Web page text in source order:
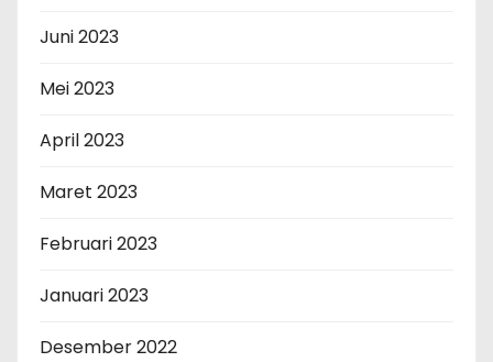
Juni 2023
Mei 2023
April 2023
Maret 2023
Februari 2023
Januari 2023
Desember 2022